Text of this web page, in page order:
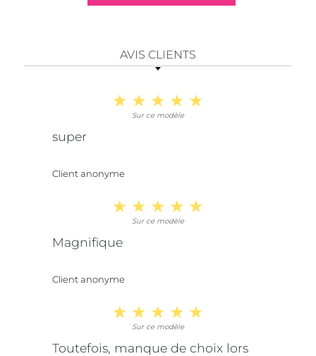
AVIS CLIENTS
Sur ce modèle
super
Client anonyme
Sur ce modèle
Magnifique
Client anonyme
Sur ce modèle
Toutefois, manque de choix lors